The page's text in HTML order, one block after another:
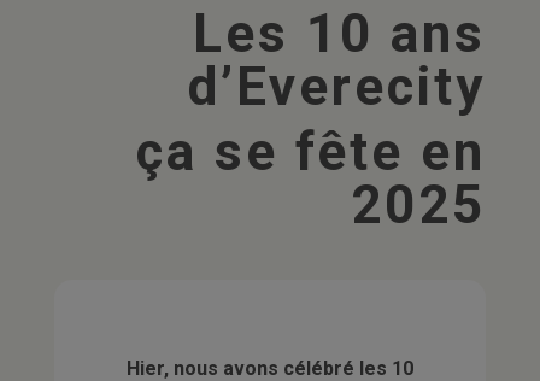
Les 10 ans
d’Everecity
ça se fête en
2025
Hier, nous avons célébré les 10